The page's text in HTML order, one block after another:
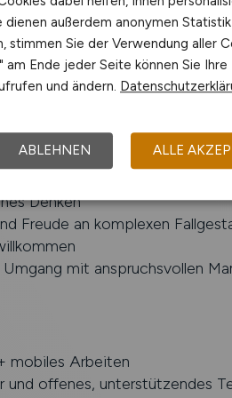
komplexen
Familienunternehmen,
Denken
Freude an komplexen
mit anspruchsvollen
mobiles Arbeiten
und offenes, unterstützendes
dienen außerdem anonymen
stimmen Sie der Verwendung aller
Ende jeder Seite können Sie Ihre
und ändern.
ABLEHNEN ALLE